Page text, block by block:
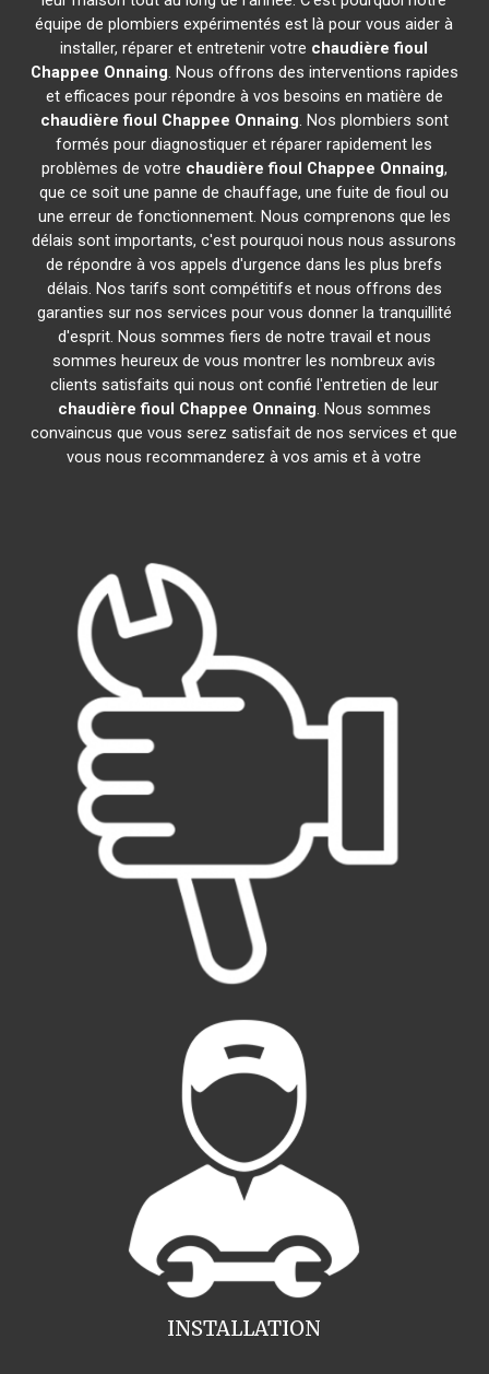
équipe de plombiers expérimentés est là pour vous aider à
installer, réparer et entretenir votre chaudière fioul
Chappee Onnaing. Nous offrons des interventions rapides
et efficaces pour répondre à vos besoins en matière de
chaudière fioul Chappee Onnaing. Nos plombiers sont
formés pour diagnostiquer et réparer rapidement les
problèmes de votre chaudière fioul Chappee Onnaing,
que ce soit une panne de chauffage, une fuite de fioul ou
une erreur de fonctionnement. Nous comprenons que les
délais sont importants, c'est pourquoi nous nous assurons
de répondre à vos appels d'urgence dans les plus brefs
délais. Nos tarifs sont compétitifs et nous offrons des
garanties sur nos services pour vous donner la tranquillité
d'esprit. Nous sommes fiers de notre travail et nous
sommes heureux de vous montrer les nombreux avis
clients satisfaits qui nous ont confié l'entretien de leur
chaudière fioul Chappee Onnaing. Nous sommes
convaincus que vous serez satisfait de nos services et que
vous nous recommanderez à vos amis et à votre
INSTALLATION